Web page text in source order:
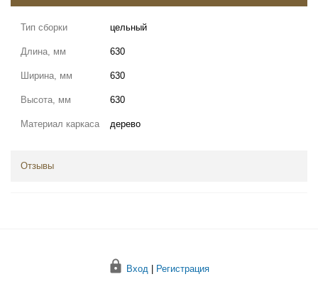
Тип сборки цельный
Длина, мм 630
Ширина, мм 630
Высота, мм 630
Материал каркаса дерево
Отзывы
Вход | Регистрация